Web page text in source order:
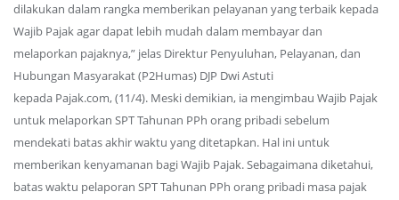
dilakukan dalam rangka memberikan pelayanan yang terbaik kepada
Wajib Pajak agar dapat lebih mudah dalam membayar dan
melaporkan pajaknya,” jelas Direktur Penyuluhan, Pelayanan, dan
Hubungan Masyarakat (P2Humas) DJP Dwi Astuti
kepada Pajak.com, (11/4). Meski demikian, ia mengimbau Wajib Pajak
untuk melaporkan SPT Tahunan PPh orang pribadi sebelum
mendekati batas akhir waktu yang ditetapkan. Hal ini untuk
memberikan kenyamanan bagi Wajib Pajak. Sebagaimana diketahui,
batas waktu pelaporan SPT Tahunan PPh orang pribadi masa pajak